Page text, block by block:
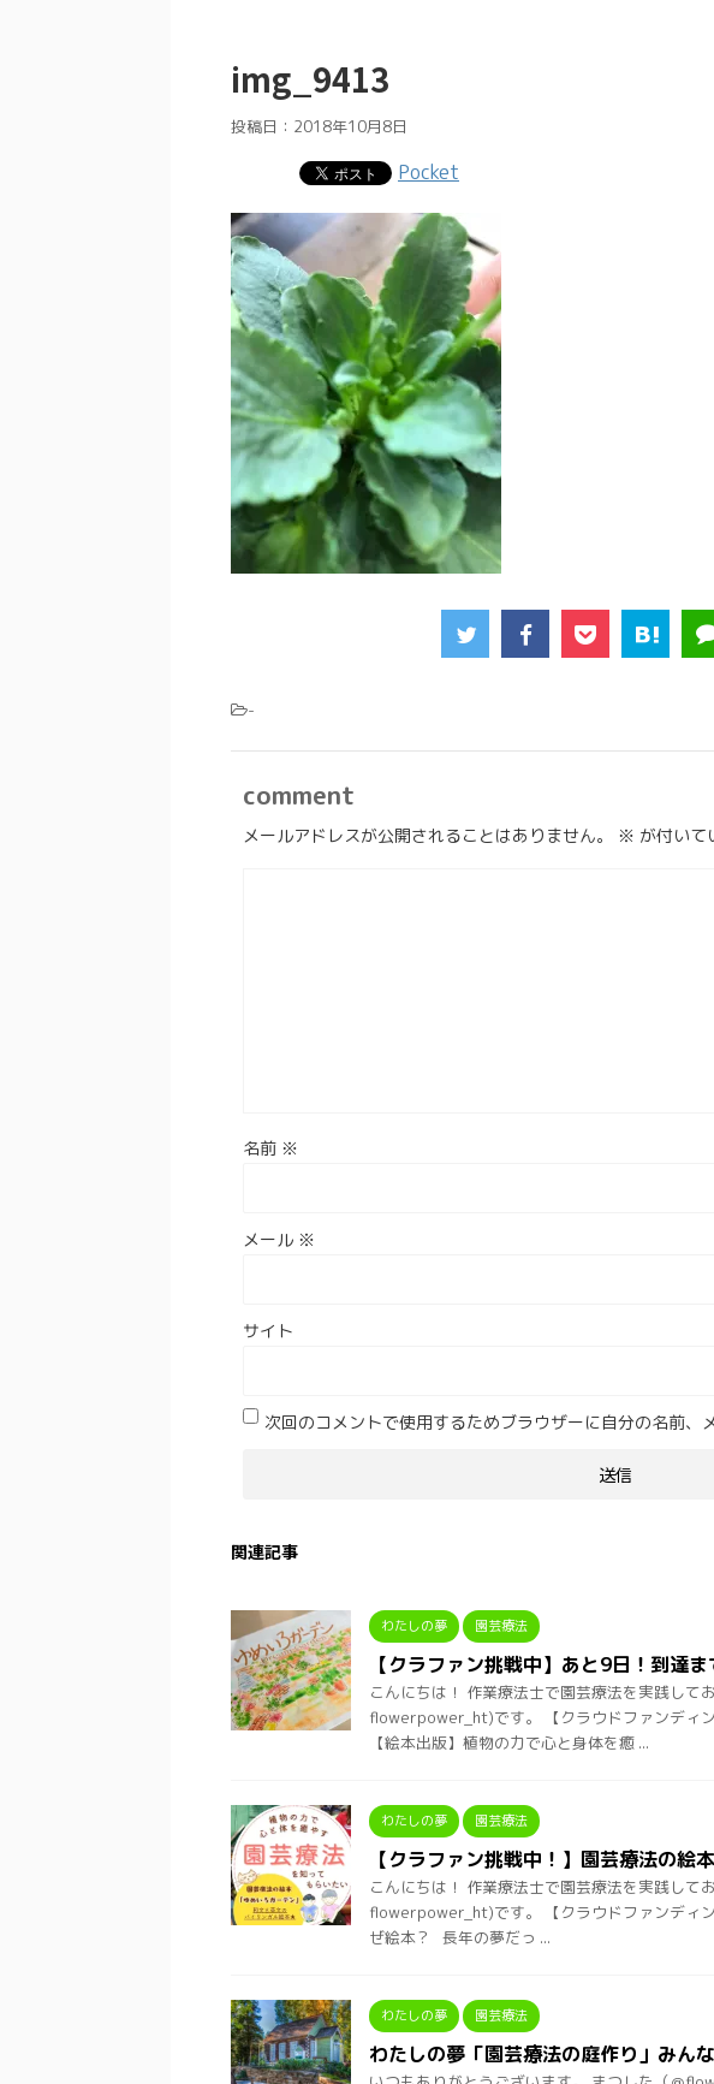
img_9413
投稿日： 2018年10月8日
Pocket
-
comment
メールアドレスが公開されることはありません。 ※ が付いて
名前 ※
メール ※
サイト
次回のコメントで使用するためブラウザーに自分の名前、
関連記事
わたしの夢 園芸療法
【クラファン挑戦中】あと9日！到達ま
こんにちは！ 作業療法士で園芸療法を実践して
flowerpower_ht)です。 【クラウドファンディ
【絵本出版】植物の力で心と身体を癒 ...
わたしの夢 園芸療法
【クラファン挑戦中！】園芸療法の絵
こんにちは！ 作業療法士で園芸療法を実践して
flowerpower_ht)です。 【クラウドファンディ
ぜ絵本？ 長年の夢だっ ...
わたしの夢 園芸療法
わたしの夢「園芸療法の庭作り」みん